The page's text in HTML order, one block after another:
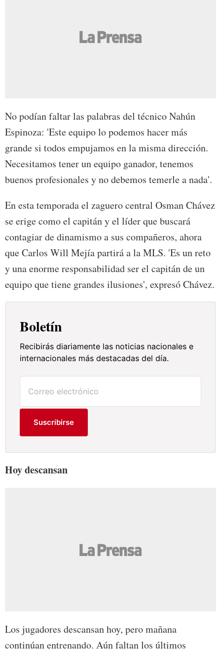
No podían faltar las palabras del técnico Nahún
Espinoza: 'Este equipo lo podemos hacer más
grande si todos empujamos en la misma dirección.
Necesitamos tener un equipo ganador, tenemos
buenos profesionales y no debemos temerle a nada'.
En esta temporada el zaguero central Osman Chávez
se erige como el capitán y el líder que buscará
contagiar de dinamismo a sus compañeros, ahora
que Carlos Will Mejía partirá a la MLS. 'Es un reto
y una enorme responsabilidad ser el capitán de un
equipo que tiene grandes ilusiones', expresó Chávez.
Boletín
Recibirás diariamente las noticias nacionales e
internacionales más destacadas del día.
Suscribirse
Hoy descansan
Los jugadores descansan hoy, pero mañana
continúan entrenando. Aún faltan los últimos